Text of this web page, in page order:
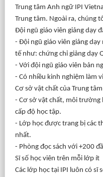
Trung tâm Anh ngữ IPI
Trung tâm. Ngoài ra, chúng
Đội ngũ giáo viên giảng dạy
- Đội ngũ giáo viên giảng
tế như: chứng chỉ giảng dạy
- Với đội ngũ giáo viên bản
- Có nhiều kinh nghiệm làm
Cơ sở vật chất của Trung
- Cơ sở vật chất, môi
cấp độ học tập.
- Lớp học được trang bị các
nhất.
- Phòng đọc sách với +200
Sĩ số học viên trên mỗi lớp ít
Các lớp học tại IPI luôn có